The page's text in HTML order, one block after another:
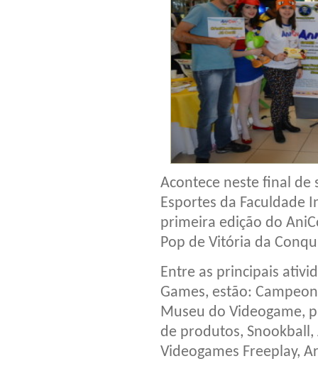
Acontece neste final de
Esportes da Faculdade
primeira edição do
Pop de Vitória da
Entre as principais
Games, estão:
Museu do Videogame,
de produtos, Snookball,
Videogames Freeplay,